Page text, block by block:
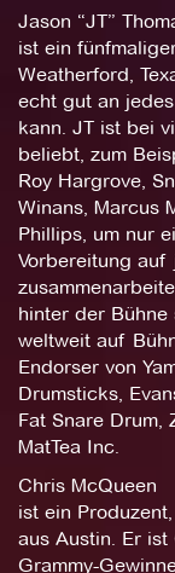
Jason “JT”
ist ein
Weatherford,
echt gut an
kann. JT ist bei
beliebt, zum
Roy Hargrove,
Winans, Marcus
Phillips, um nur
Vorbereitung auf
hinter der Bühne
weltweit auf
Endorser von
Drumsticks,
Fat Snare Drum,
MatTea Inc.
Chris McQueen
ist ein
aus Austin. Er
Grammy-